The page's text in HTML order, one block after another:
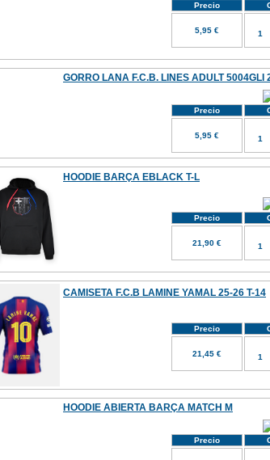
Precio
5,95 €
GORRO LANA F.C.B. LINES ADULT 5004GLI
Precio
5,95 €
HOODIE BARÇA EBLACK T-L
Precio
21,90 €
CAMISETA F.C.B LAMINE YAMAL 25-26 T-14
Precio
21,45 €
HOODIE ABIERTA BARÇA MATCH M
Precio